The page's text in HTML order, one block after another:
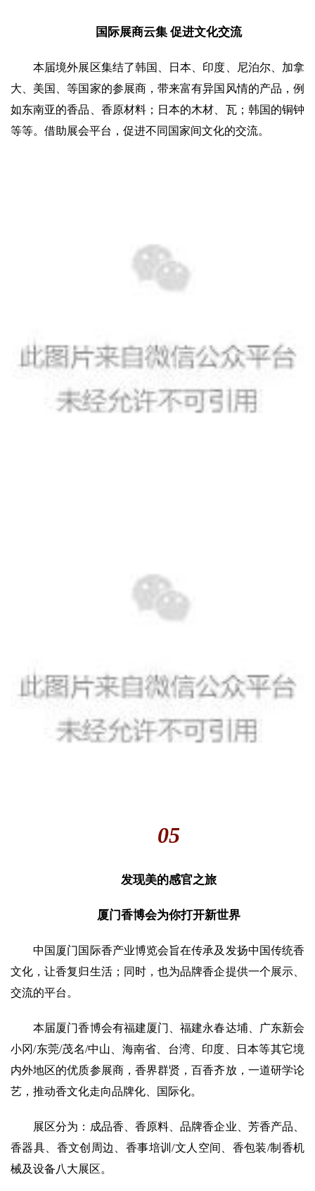
国际展商云集 促进文化交流
本届境外展区集结了韩国、日本、印度、尼泊尔、加拿
大、美国、等国家的参展商，带来富有异国风情的产品，例
如东南亚的香品、香原材料；日本的木材、瓦；韩国的铜钟
等等。借助展会平台，促进不同国家间文化的交流。
05
发现美的感官之旅
厦门香博会为你打开新世界
中国厦门国际香产业博览会旨在传承及发扬中国传统香
文化，让香复归生活；同时，也为品牌香企提供一个展示、
交流的平台。
本届厦门香博会有福建厦门、福建永春达埔、广东新会
小冈/东莞/茂名/中山、海南省、台湾、印度、日本等其它境
内外地区的优质参展商，香界群贤，百香齐放，一道研学论
艺，推动香文化走向品牌化、国际化。
展区分为：成品香、香原料、品牌香企业、芳香产品、
香器具、香文创周边、香事培训/文人空间、香包装/制香机
械及设备八大展区。